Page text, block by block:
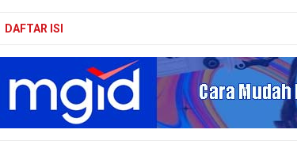
DAFTAR ISI